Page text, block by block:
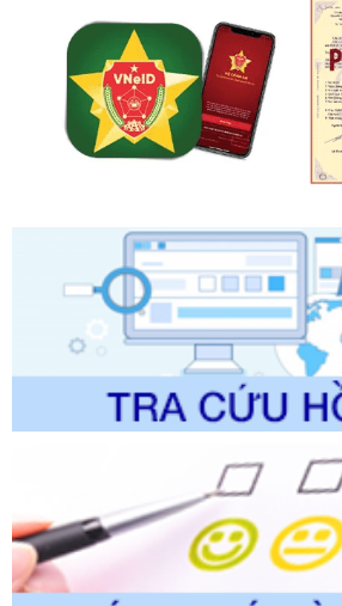
Số kí hiệu:2303/QĐ-UBND
Tên: Quyết định công bố Danh mục
ban hành, được sửa đổi, bổ sung, bị
Quy trình nội bộ, quy trình điện tử giải
chính trong một số lĩnh vực thuộc
lý của Sở Văn hóa, Thể tha
Tên: Quyết định công bố Danh mục
được sửa đổi, bổ sung và phê duyệt
trình điện tử giải quyết thủ tục hành
lịch thuộc phạm vi chức năng quản lý
thao và Du lịch
Ngày ban hành: 01/06/2026
Số kí hiệu:2310/QĐ-UBND
Tên: Về việc công bố Danh mục thủ
trong giải quyết thủtục hành chính lĩnh
thuộc phạm vi giải quyết của Sở Nông
trường
Ngày ban hành: 01/06/2026
Số kí hiệu:
2300/QĐ-UBND